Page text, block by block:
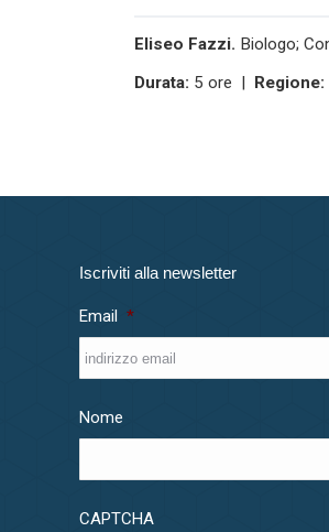
Eliseo Fazzi. Biologo;
Durata: 5 ore | Regione:
Iscriviti alla newsletter
Email *
Nome
CAPTCHA